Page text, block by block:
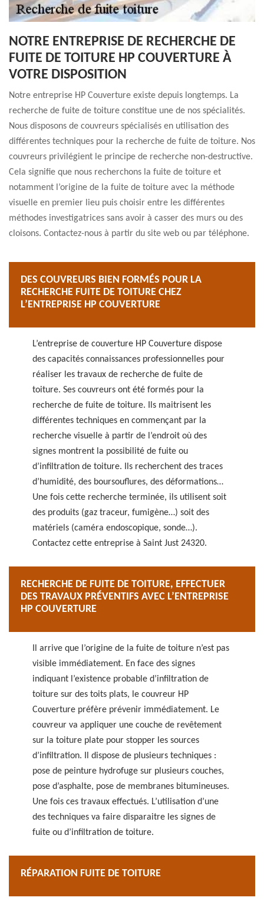
NOTRE ENTREPRISE DE RECHERCHE DE
FUITE DE TOITURE HP COUVERTURE À
VOTRE DISPOSITION
Notre entreprise HP Couverture existe depuis longtemps. La
recherche de fuite de toiture constitue une de nos spécialités.
Nous disposons de couvreurs spécialisés en utilisation des
différentes techniques pour la recherche de fuite de toiture. Nos
couvreurs privilégient le principe de recherche non-destructive.
Cela signifie que nous recherchons la fuite de toiture et
notamment l’origine de la fuite de toiture avec la méthode
visuelle en premier lieu puis choisir entre les différentes
méthodes investigatrices sans avoir à casser des murs ou des
cloisons. Contactez-nous à partir du site web ou par téléphone.
DES COUVREURS BIEN FORMÉS POUR LA
RECHERCHE FUITE DE TOITURE CHEZ
L’ENTREPRISE HP COUVERTURE
L’entreprise de couverture HP Couverture dispose
des capacités connaissances professionnelles pour
réaliser les travaux de recherche de fuite de
toiture. Ses couvreurs ont été formés pour la
recherche de fuite de toiture. Ils maitrisent les
différentes techniques en commençant par la
recherche visuelle à partir de l’endroit où des
signes montrent la possibilité de fuite ou
d’infiltration de toiture. Ils recherchent des traces
d’humidité, des boursouflures, des déformations…
Une fois cette recherche terminée, ils utilisent soit
des produits (gaz traceur, fumigène…) soit des
matériels (caméra endoscopique, sonde…).
Contactez cette entreprise à Saint Just 24320.
RECHERCHE DE FUITE DE TOITURE, EFFECTUER
DES TRAVAUX PRÉVENTIFS AVEC L’ENTREPRISE
HP COUVERTURE
Il arrive que l’origine de la fuite de toiture n’est pas
visible immédiatement. En face des signes
indiquant l’existence probable d’infiltration de
toiture sur des toits plats, le couvreur HP
Couverture préfère prévenir immédiatement. Le
couvreur va appliquer une couche de revêtement
sur la toiture plate pour stopper les sources
d’infiltration. Il dispose de plusieurs techniques :
pose de peinture hydrofuge sur plusieurs couches,
pose d’asphalte, pose de membranes bitumineuses.
Une fois ces travaux effectués. L’utilisation d’une
des techniques va faire disparaitre les signes de
fuite ou d’infiltration de toiture.
RÉPARATION FUITE DE TOITURE